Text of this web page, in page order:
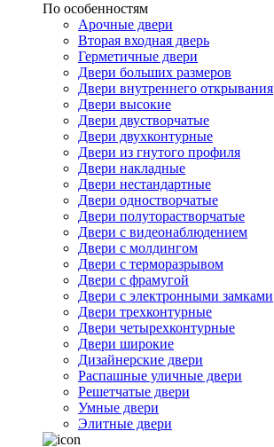
По особенностям
Арочные двери
Вторая входная дверь
Герметичные двери
Двери больших размеров
Двери внутреннего открывания
Двери высокие
Двери двустворчатые
Двери двухконтурные
Двери из гнутого профиля
Двери накладные
Двери нестандартные
Двери одностворчатые
Двери полуторастворчатые
Двери с видеонаблюдением
Двери с молдингом
Двери с терморазрывом
Двери с фрамугой
Двери с электронными замками
Двери трехконтурные
Двери четырехконтурные
Двери широкие
Дизайнерские двери
Распашные уличные двери
Решетчатые двери
Умные двери
Элитные двери